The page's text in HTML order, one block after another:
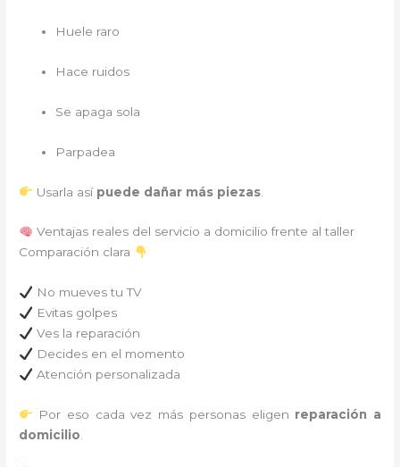
Huele raro
Hace ruidos
Se apaga sola
Parpadea
Usarla así puede dañar más piezas.
Ventajas reales del servicio a domicilio frente al taller
Comparación clara
No mueves tu TV
Evitas golpes
Ves la reparación
Decides en el momento
Atención personalizada
Por eso cada vez más personas eligen reparación a
domicilio